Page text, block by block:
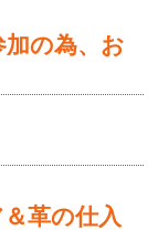
の為、お
革の仕入